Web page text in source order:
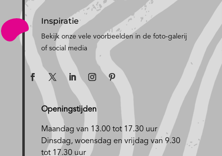
Inspiratie
Bekijk onze vele voorbeelden in de foto-galerij
of social media
Openingstijden
Maandag van 13.00 tot 17.30 uur
Dinsdag, woensdag en vrijdag van 9.30
tot 17.30 uur